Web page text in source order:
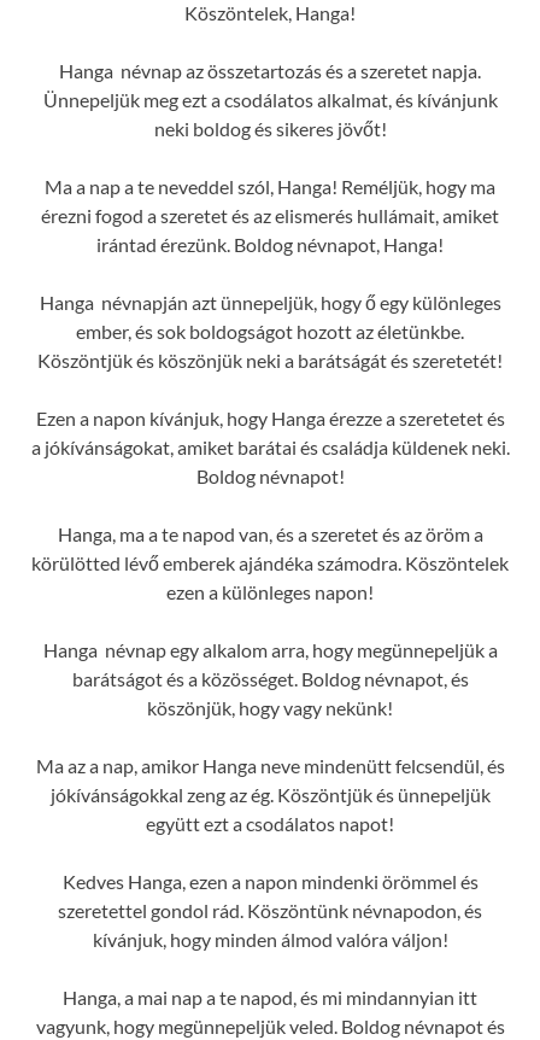
Köszöntelek, Hanga!
Hanga névnap az összetartozás és a szeretet napja.
Ünnepeljük meg ezt a csodálatos alkalmat, és kívánjunk
neki boldog és sikeres jövőt!
Ma a nap a te neveddel szól, Hanga! Reméljük, hogy ma
érezni fogod a szeretet és az elismerés hullámait, amiket
irántad érezünk. Boldog névnapot, Hanga!
Hanga névnapján azt ünnepeljük, hogy ő egy különleges
ember, és sok boldogságot hozott az életünkbe.
Köszöntjük és köszönjük neki a barátságát és szeretetét!
Ezen a napon kívánjuk, hogy Hanga érezze a szeretetet és
a jókívánságokat, amiket barátai és családja küldenek neki.
Boldog névnapot!
Hanga, ma a te napod van, és a szeretet és az öröm a
körülötted lévő emberek ajándéka számodra. Köszöntelek
ezen a különleges napon!
Hanga névnap egy alkalom arra, hogy megünnepeljük a
barátságot és a közösséget. Boldog névnapot, és
köszönjük, hogy vagy nekünk!
Ma az a nap, amikor Hanga neve mindenütt felcsendül, és
jókívánságokkal zeng az ég. Köszöntjük és ünnepeljük
együtt ezt a csodálatos napot!
Kedves Hanga, ezen a napon mindenki örömmel és
szeretettel gondol rád. Köszöntünk névnapodon, és
kívánjuk, hogy minden álmod valóra váljon!
Hanga, a mai nap a te napod, és mi mindannyian itt
vagyunk, hogy megünnepeljük veled. Boldog névnapot és